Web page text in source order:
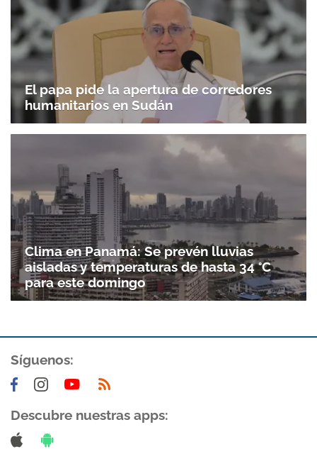
Gracias por suscribirte a nuestro boletín.
El papa pide la apertura de corredores
humanitarios en Sudán
Clima en Panamá: Se prevén lluvias
aisladas y temperaturas de hasta 34 °C
para este domingo
Síguenos:
Descubre nuestras apps: